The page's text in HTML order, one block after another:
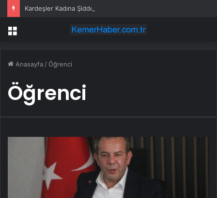
Kardeşler Kadına Şiddete Karşı Çıktı, Bıçaklandı
Menü
Anasayfa / Öğrenci
Öğrenci